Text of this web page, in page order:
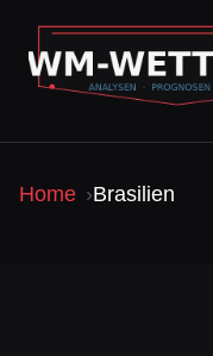
Home Brasilien